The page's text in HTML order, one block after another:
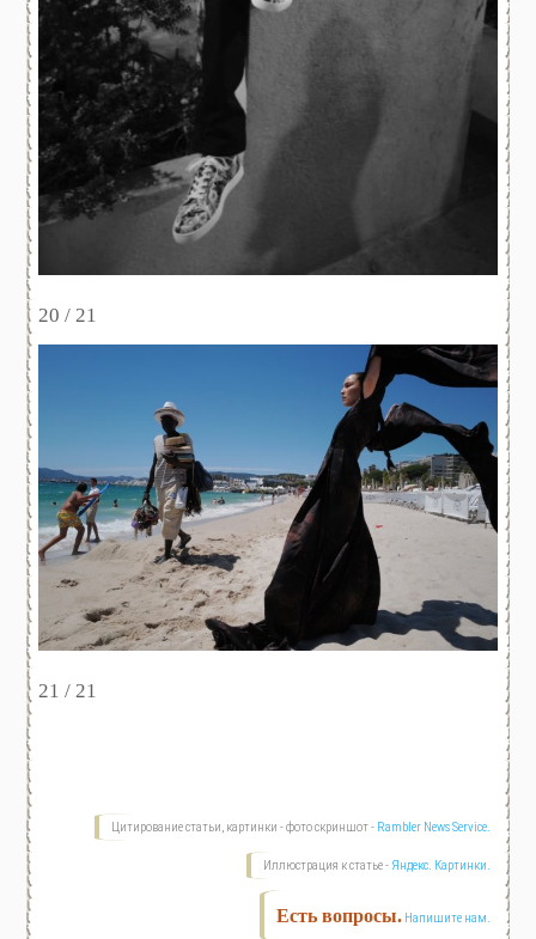
20 / 21
21 / 21
Цитирование статьи, картинки - фото скриншот - Rambler News Service.
Иллюстрация к статье - Яндекс. Картинки.
Есть вопросы. Напишите нам.